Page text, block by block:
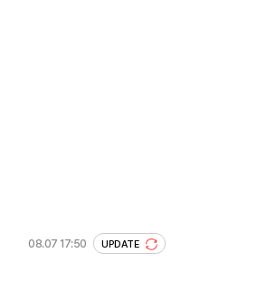
08.07 17:50 UPDATE